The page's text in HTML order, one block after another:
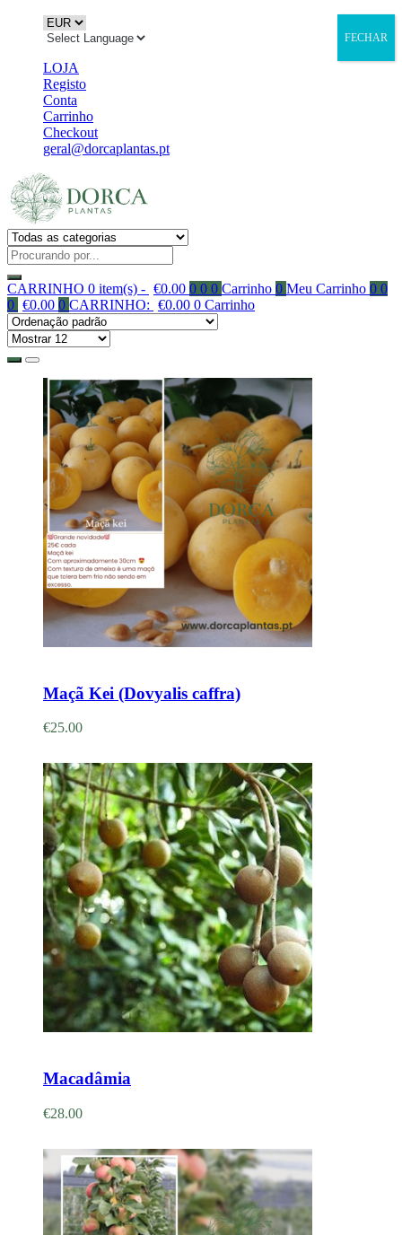
LOJA
Registo
Conta
Carrinho
Checkout
geral@dorcaplantas.pt
CARRINHO 0 item(s) - €0.00 0 0 0 Carrinho 0 Meu Carrinho 0 0
0 €0.00 0 CARRINHO: €0.00 0 Carrinho
Maçã Kei (Dovyalis caffra)
€25.00
Macadâmia
€28.00
FECHAR